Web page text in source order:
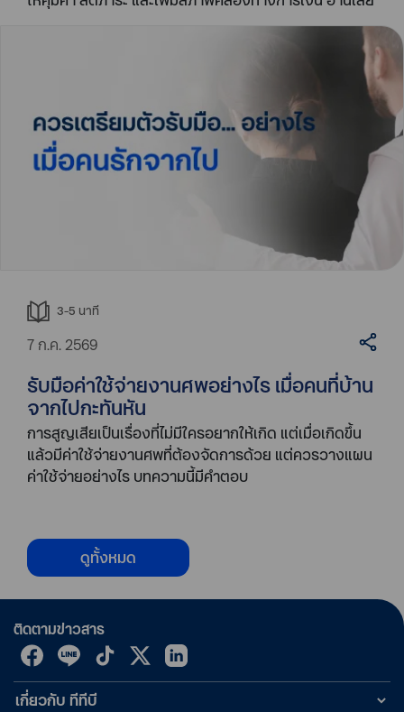
3-5 นาที
7 ก.ค. 2569
รับมือค่าใช้จ่ายงานศพอย่างไร เมื่อคนที่บ้าน
จากไปกะทันหัน
การสูญเสียเป็นเรื่องที่ไม่มีใครอยากให้เกิด แต่เมื่อเกิดขึ้น
แล้วมีค่าใช้จ่ายงานศพที่ต้องจัดการด้วย แต่ควรวางแผน
ค่าใช้จ่ายอย่างไร บทความนี้มีคำตอบ
ดูทั้งหมด
ติดตามข่าวสาร
เกี่ยวกับ ทีทีบี